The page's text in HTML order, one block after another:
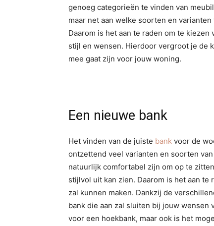
genoeg categorieën te vinden van
maar net aan welke soorten en
Daarom is het aan te raden om te
stijl en wensen. Hierdoor vergroot je de
mee gaat zijn voor jouw woning.
Een nieuwe bank
Het vinden van de juiste bank voor de
ontzettend veel varianten en soorten
natuurlijk comfortabel zijn om op te
stijlvol uit kan zien. Daarom is het aan
zal kunnen maken. Dankzij de
bank die aan zal sluiten bij jouw
voor een hoekbank, maar ook is het